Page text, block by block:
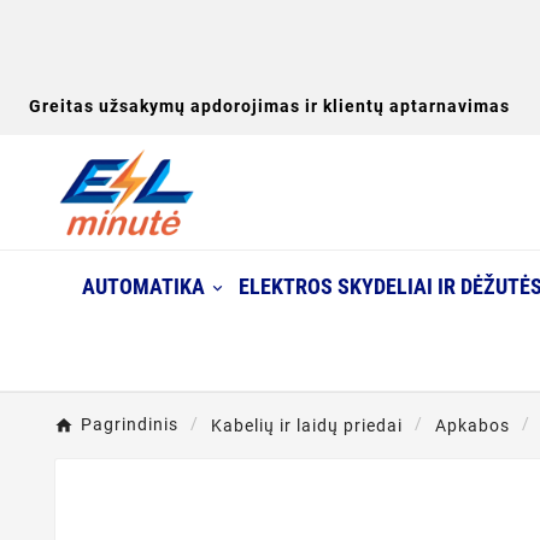
Greitas užsakymų apdorojimas ir klientų aptarnavimas
AUTOMATIKA ELEKTROS SKYDELIAI IR
Pagrindinis Kabelių ir laidų priedai Apkabos